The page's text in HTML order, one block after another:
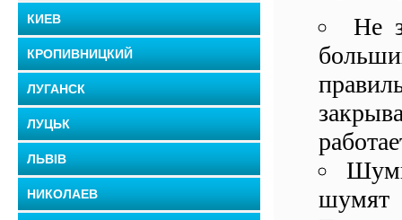
КИЕВ
КРОПИВНИЦКИЙ
ЛУГАНСК
ЛУЦЬК
ЛЬВІВ
НИКОЛАЕВ
Не
шумят